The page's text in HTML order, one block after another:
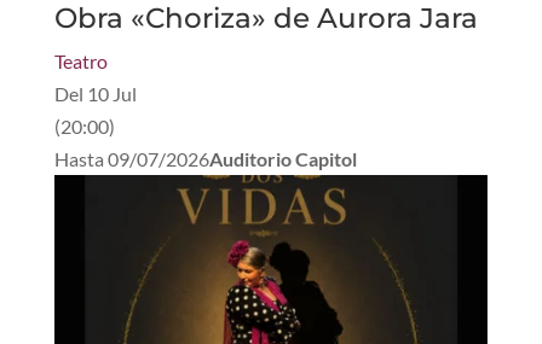
Obra «Choriza» de Aurora Jara
Teatro
Del 10 Jul
(20:00)
Hasta 09/07/2026Auditorio Capitol